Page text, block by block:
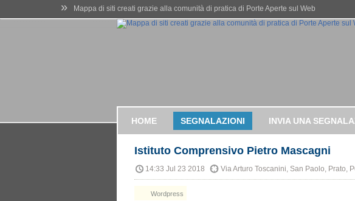
» Mappa di siti creati grazie alla comunità di pratica di Porte Aperte sul Web
HOME SEGNALAZIONI INVIA UNA
Istituto Comprensivo Pietro Mascagni
14:33 Jul 23 2018 Via Arturo Toscanini, San Paolo, Prato,
Wordpress